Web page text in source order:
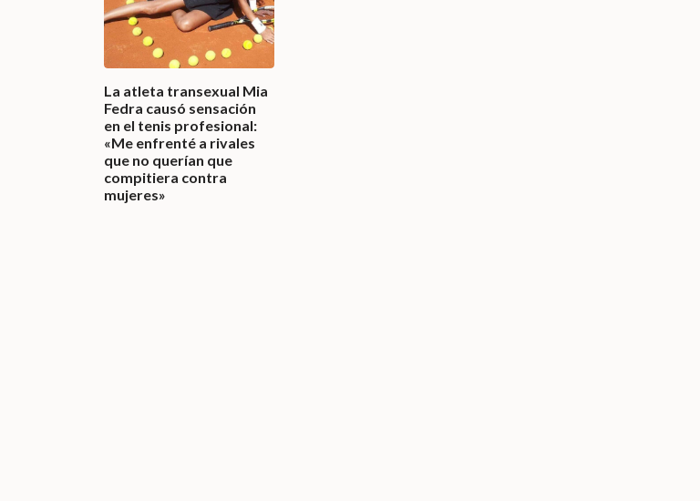
La atleta transexual Mia
Fedra causó sensación
en el tenis profesional:
«Me enfrenté a rivales
que no querían que
compitiera contra
mujeres»